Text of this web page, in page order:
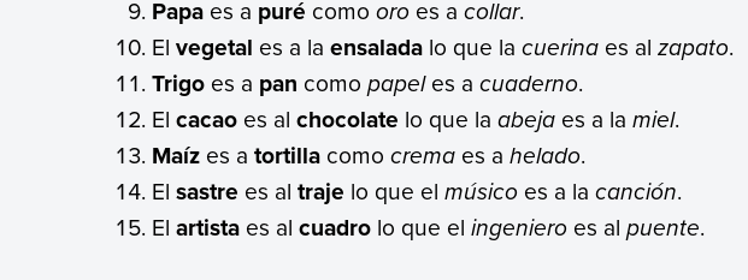
Papa es a puré comooro es acollar.
Elvegetal es a laensalada lo que lacuerina es alzapato.
Trigo es a pan comopapeles acuaderno.
Elcacao es alchocolate lo que laabeja es a lamiel.
Maíz es atortilla comocrema es ahelado.
Elsastre es altraje lo que elmúsico es a lacanción.
Elartista es alcuadro lo que elingeniero es alpuente.